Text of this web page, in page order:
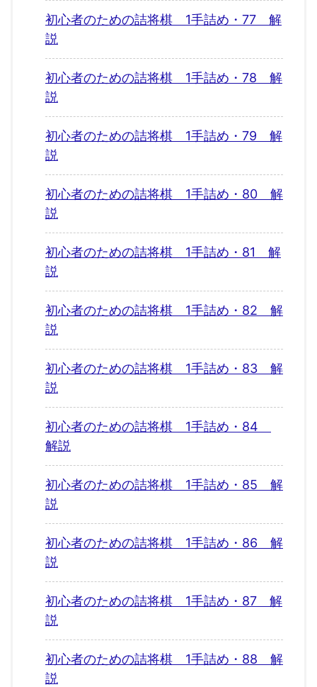
初心者のための詰将棋 1手詰め・77 解
説
初心者のための詰将棋 1手詰め・78 解
説
初心者のための詰将棋 1手詰め・79 解
説
初心者のための詰将棋 1手詰め・80 解
説
初心者のための詰将棋 1手詰め・81 解
説
初心者のための詰将棋 1手詰め・82 解
説
初心者のための詰将棋 1手詰め・83 解
説
初心者のための詰将棋 1手詰め・84
解説
初心者のための詰将棋 1手詰め・85 解
説
初心者のための詰将棋 1手詰め・86 解
説
初心者のための詰将棋 1手詰め・87 解
説
初心者のための詰将棋 1手詰め・88 解
説